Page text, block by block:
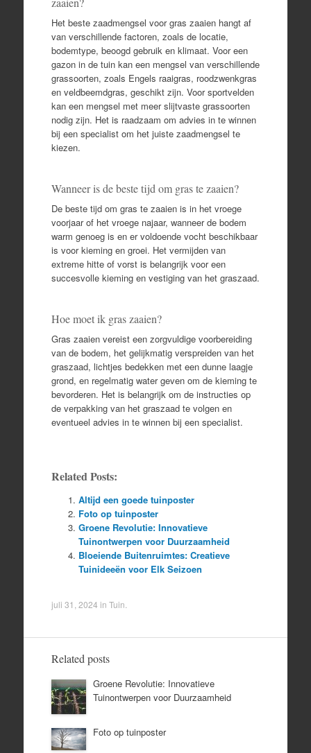
Het beste zaadmengsel voor gras zaaien hangt af
van verschillende factoren, zoals de locatie,
bodemtype, beoogd gebruik en klimaat. Voor een
gazon in de tuin kan een mengsel van verschillende
grassoorten, zoals Engels raaigras, roodzwenkgras
en veldbeemdgras, geschikt zijn. Voor sportvelden
kan een mengsel met meer slijtvaste grassoorten
nodig zijn. Het is raadzaam om advies in te winnen
bij een specialist om het juiste zaadmengsel te
kiezen.
Wanneer is de beste tijd om gras te zaaien?
De beste tijd om gras te zaaien is in het vroege
voorjaar of het vroege najaar, wanneer de bodem
warm genoeg is en er voldoende vocht beschikbaar
is voor kieming en groei. Het vermijden van
extreme hitte of vorst is belangrijk voor een
succesvolle kieming en vestiging van het graszaad.
Hoe moet ik gras zaaien?
Gras zaaien vereist een zorgvuldige voorbereiding
van de bodem, het gelijkmatig verspreiden van het
graszaad, lichtjes bedekken met een dunne laagje
grond, en regelmatig water geven om de kieming te
bevorderen. Het is belangrijk om de instructies op
de verpakking van het graszaad te volgen en
eventueel advies in te winnen bij een specialist.
Related Posts:
Altijd een goede tuinposter
Foto op tuinposter
Groene Revolutie: Innovatieve
Tuinontwerpen voor Duurzaamheid
Bloeiende Buitenruimtes: Creatieve
Tuinideeën voor Elk Seizoen
juli 31, 2024 in Tuin
Related posts
Groene Revolutie: Innovatieve
Tuinontwerpen voor Duurzaamheid
Foto op tuinposter